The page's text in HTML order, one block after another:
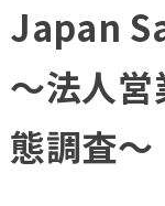
Japan
〜法人
態調査〜